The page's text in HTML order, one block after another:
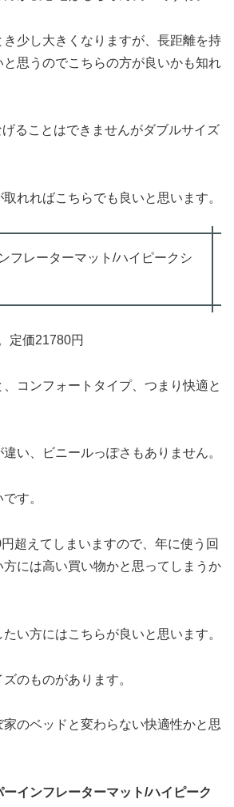
少し大きくなりますが、長距離を持
と思うのでこちらの方が良いかも知れ
ることはできませんがダブルサイズ
れればこちらでも良いと思います。
フレーターマット/ハイピークシ
定価21780円
コンフォートタイプ、つまり快適と
い、ビニールっぽさもありません。
す。
超えてしまいますので、年に使う回
には高い買い物かと思ってしまうか
い方にはこちらが良いと思います。
のものがあります。
のベッドと変わらない快適性かと思
インフレーターマット/ハイピーク